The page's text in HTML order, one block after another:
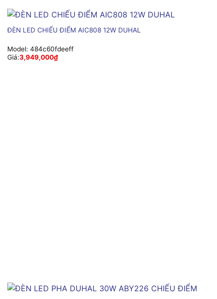
ĐÈN LED CHIẾU ĐIỂM AIC808 12W DUHAL
Model: 484c60fdeeff
Giá:3,949,000₫